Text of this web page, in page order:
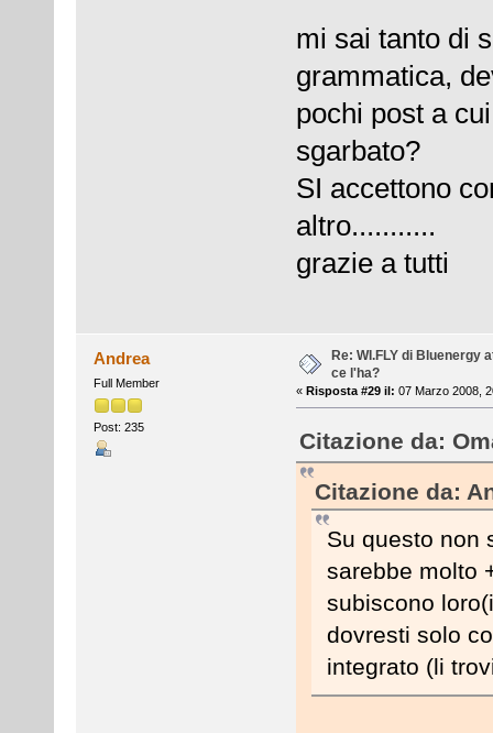
mi sai tanto di
grammatica,
pochi post a
sgarbato?
SI accettono
altro...........
grazie a tutti
Andrea
Full Member
Post: 235
Re: WI.FLY di Bluenergy
ce l'ha?
« Risposta #29 il: 07 Marzo 2008,
Citazione da:
Citazione da:
Su questo non
sarebbe molto
subiscono
dovresti solo
integrato (li